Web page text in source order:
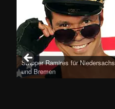
Stripper Alex für Niedersachsen,